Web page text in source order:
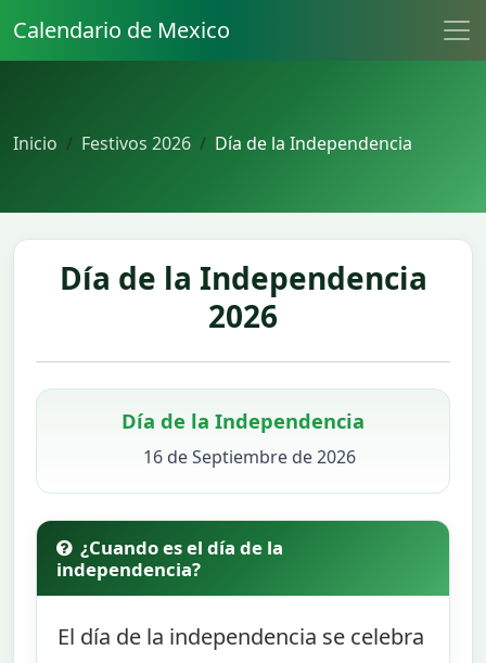
Calendario de Mexico
Inicio Festivos 2026 Día de la Independencia
Día de la Independencia
2026
Día de la Independencia
16 de Septiembre de 2026
¿Cuando es el día de la
independencia?
El día de la independencia se celebra